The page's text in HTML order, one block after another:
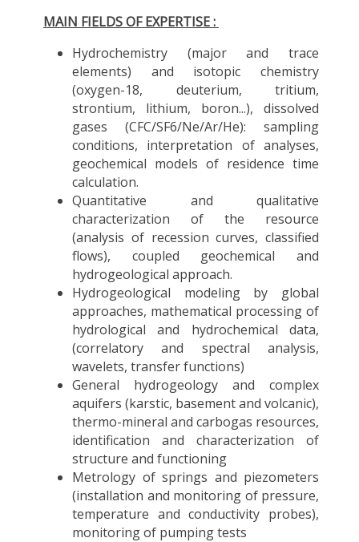
MAIN FIELDS OF EXPERTISE :
Hydrochemistry (major and trace
elements) and isotopic chemistry
(oxygen-18, deuterium, tritium,
strontium, lithium, boron...), dissolved
gases (CFC/SF6/Ne/Ar/He): sampling
conditions, interpretation of analyses,
geochemical models of residence time
calculation.
Quantitative and qualitative
characterization of the resource
(analysis of recession curves, classified
flows), coupled geochemical and
hydrogeological approach.
Hydrogeological modeling by global
approaches, mathematical processing of
hydrological and hydrochemical data,
(correlatory and spectral analysis,
wavelets, transfer functions)
General hydrogeology and complex
aquifers (karstic, basement and volcanic),
thermo-mineral and carbogas resources,
identification and characterization of
structure and functioning
Metrology of springs and piezometers
(installation and monitoring of pressure,
temperature and conductivity probes),
monitoring of pumping tests